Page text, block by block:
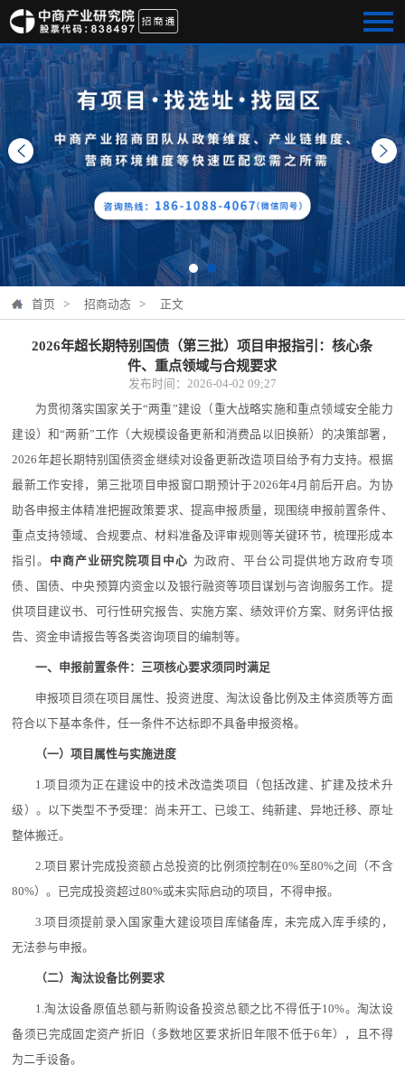
首页 > 招商动态 > 正文
2026年超长期特别国债（第三批）项目申报指引：核心条
件、重点领域与合规要求
发布时间：2026-04-02 09;27
为贯彻落实国家关于“两重”建设（重大战略实施和重点领域安全能力
建设）和“两新”工作（大规模设备更新和消费品以旧换新）的决策部署，
2026年超长期特别国债资金继续对设备更新改造项目给予有力支持。根据
最新工作安排，第三批项目申报窗口期预计于2026年4月前后开启。为协
助各申报主体精准把握政策要求、提高申报质量，现围绕申报前置条件、
重点支持领域、合规要点、材料准备及评审规则等关键环节，梳理形成本
指引。 中商产业研究院项目中心 为政府、平台公司提供地方政府专项
债、国债、中央预算内资金以及银行融资等项目谋划与咨询服务工作。提
供项目建议书、可行性研究报告、实施方案、绩效评价方案、财务评估报
告、资金申请报告等各类咨询项目的编制等。
一、申报前置条件：三项核心要求须同时满足
申报项目须在项目属性、投资进度、淘汰设备比例及主体资质等方面
符合以下基本条件，任一条件不达标即不具备申报资格。
（一）项目属性与实施进度
1.项目须为正在建设中的技术改造类项目（包括改建、扩建及技术升
级）。以下类型不予受理：尚未开工、已竣工、纯新建、异地迁移、原址
整体搬迁。
2.项目累计完成投资额占总投资的比例须控制在0%至80%之间（不含
80%）。已完成投资超过80%或未实际启动的项目，不得申报。
3.项目须提前录入国家重大建设项目库储备库，未完成入库手续的，
无法参与申报。
（二）淘汰设备比例要求
1.淘汰设备原值总额与新购设备投资总额之比不得低于10%。淘汰设
备须已完成固定资产折旧（多数地区要求折旧年限不低于6年），且不得
为二手设备。